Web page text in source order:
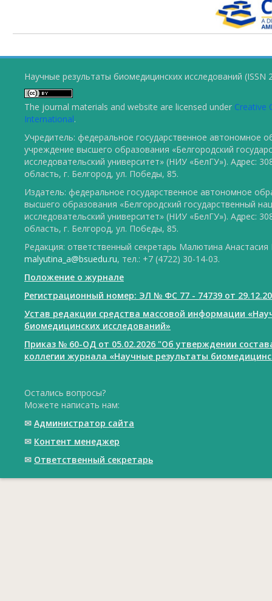
Научные результаты биомедицинских исследований (ISSN
The journal materials and website are licensed under Creative
International.
Учредитель: федеральное государственное автономное
учреждение высшего образования «Белгородский
исследовательский университет» (НИУ «БелГУ»). Адрес:
область, г. Белгород, ул. Победы, 85.
Издатель: федеральное государственное автономное
высшего образования «Белгородский государственный
исследовательский университет» (НИУ «БелГУ»). Адрес:
область, г. Белгород, ул. Победы, 85.
Редакция: ответственный секретарь Малютина
malyutina_a@bsuedu.ru, тел.: +7 (4722) 30-14-03.
Положение о журнале
Регистрационный номер: ЭЛ № ФС 77 - 74739 от
Устав редакции средства массовой информации
биомедицинских исследований»
Приказ № 60-ОД от 05.02.2026 "Об утверждении
коллегии журнала «Научные результаты
Остались вопросы?
Можете написать нам:
✉ Администратор сайта
✉ Контент менеджер
✉ Ответственный cекретарь